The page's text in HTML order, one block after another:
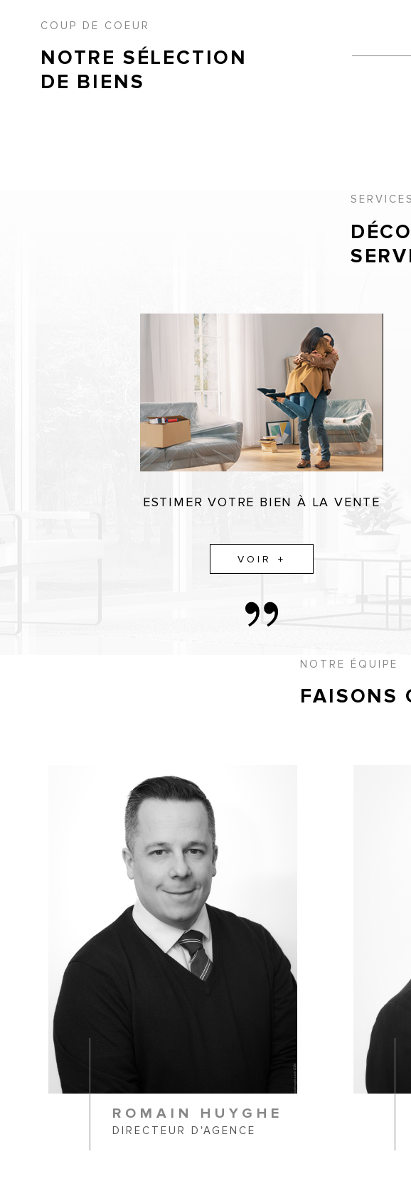
COUP DE COEUR
NOTRE SÉLECTION
DE BIENS
SERVICES
ESTIMER VOTRE BIEN À LA VENTE
VOIR +
NOTRE ÉQUIPE
FAISONS
ROMAIN HUYGHE
DIRECTEUR D'AGENCE